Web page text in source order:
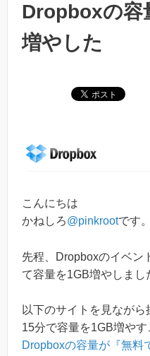
Dropboxの容
増やした
こんにちは
かねしろ@pinkrootです。
先程、Dropboxのイベン
て容量を1GB増やしまし
以下のサイトを見なが
15分で容量を1GB増やす
Dropboxの容量が『無料